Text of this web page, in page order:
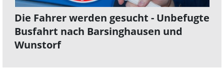
Die Fahrer werden gesucht - Unbefugte
Busfahrt nach Barsinghausen und
Wunstorf